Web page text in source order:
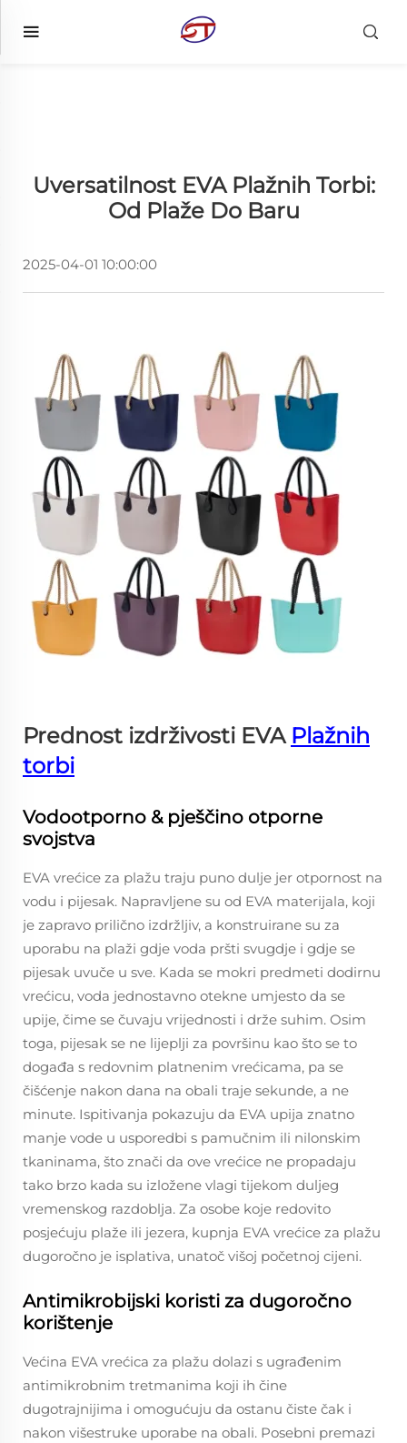
Uversatilnost EVA Plažnih Torbi:
Od Plaže Do Baru
2025-04-01 10:00:00
Prednost izdrživosti EVA Plažnih
torbi
Vodootporno & pješčino otporne
svojstva
EVA vrećice za plažu traju puno dulje jer otpornost na
vodu i pijesak. Napravljene su od EVA materijala, koji
je zapravo prilično izdržljiv, a konstruirane su za
uporabu na plaži gdje voda pršti svugdje i gdje se
pijesak uvuče u sve. Kada se mokri predmeti dodirnu
vrećicu, voda jednostavno otekne umjesto da se
upije, čime se čuvaju vrijednosti i drže suhim. Osim
toga, pijesak se ne lijeplji za površinu kao što se to
događa s redovnim platnenim vrećicama, pa se
čišćenje nakon dana na obali traje sekunde, a ne
minute. Ispitivanja pokazuju da EVA upija znatno
manje vode u usporedbi s pamučnim ili nilonskim
tkaninama, što znači da ove vrećice ne propadaju
tako brzo kada su izložene vlagi tijekom duljeg
vremenskog razdoblja. Za osobe koje redovito
posjećuju plaže ili jezera, kupnja EVA vrećice za plažu
dugoročno je isplativa, unatoč višoj početnoj cijeni.
Antimikrobijski koristi za dugoročno
korištenje
Većina EVA vrećica za plažu dolazi s ugrađenim
antimikrobnim tretmanima koji ih čine
dugotrajnijima i omogućuju da ostanu čiste čak i
nakon višestruke uporabe na obali. Posebni premazi